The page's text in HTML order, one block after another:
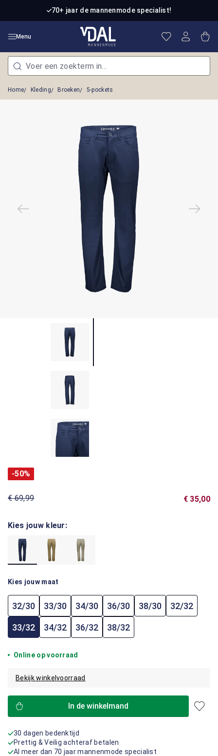
Ga naar de hoofdinhoud70+ jaar de mannenmode specialist!
Menu Je hebt 0
Home Kleding Broeken 5-pockets
-50%
€ 69,99 € 35,00
Kies jouw kleur:
Kies jouw maat
32/30 33/30 34/30 36/30 38/30 32/32
33/32 34/32 36/32 38/32
Online op voorraad
Bekijk winkelvoorraad
In de winkelmand
30 dagen bedenktijd
Prettig & Veilig achteraf betalen
Al meer dan 70 jaar mannenmode specialist